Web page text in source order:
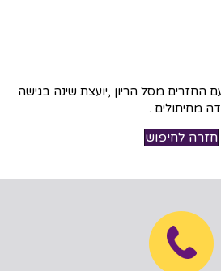
מסל הריון ,יועצת שינה בגישה
מחיתולים .
חזרה לחיפוש